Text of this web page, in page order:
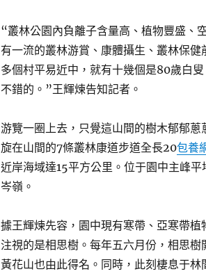
“叢林公園內負離子含量高、植物豐盛、
有一流的叢林游賞、康體攝生、叢林保
多個村平易近中，就有十幾個是80歲白
不錯的。”王輝煉告知記者。
游覽一圈上去，只覺這山間的樹木郁郁
旋在山間的7條叢林康道步道全長20包養
近岸海域達15平方公里。位于園中主峰
岑嶺。
據王輝煉先容，園中現有寒帶、亞寒帶植
注視的是相思樹。每年五六月份，相思
黃花山也由此得名。同時，此刻棲息于